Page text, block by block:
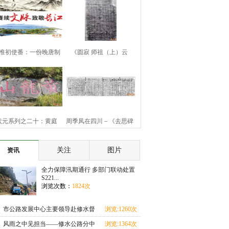
初使番：一份晚唐制
书的历史余响
《圆寂 师祖（上）云
（下）旨祯老大和
元系列之二十：黄庭 周季凤在四川－《去思碑
资讯
关注 图片
全力保障汛期通行 多部门联动处置
S221...
浏览次数： 1824次
市公路发展中心主要领导赴修水督
导汛期地质灾害
浏览:1260次
风雨之中见担当——修水公路分中 浏览:1364次